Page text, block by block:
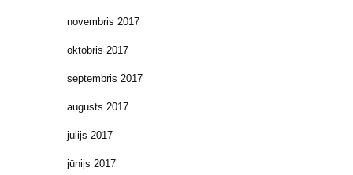
novembris 2017
oktobris 2017
septembris 2017
augusts 2017
jūlijs 2017
jūnijs 2017